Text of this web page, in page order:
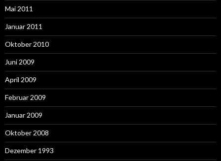
Mai 2011
Januar 2011
Oktober 2010
Juni 2009
April 2009
Februar 2009
Januar 2009
Oktober 2008
Dezember 1993